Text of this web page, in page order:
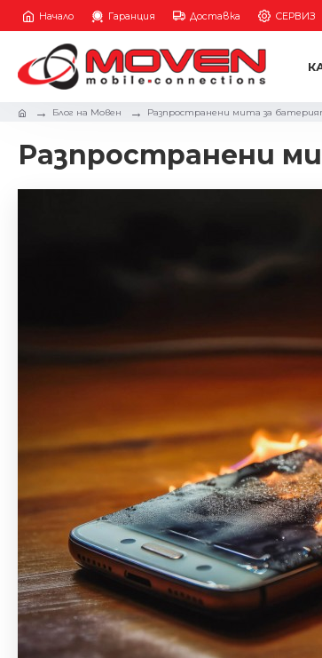
Начало Гаранция Доставка СЕРВИЗ
Блог на Мовен Разпространени мита за
Разпространени